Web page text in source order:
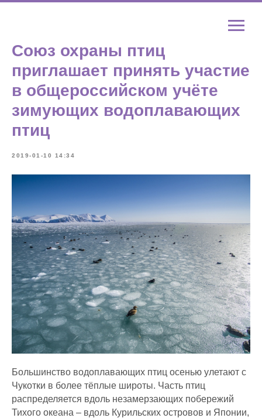
Союз охраны птиц
приглашает принять участие
в общероссийском учёте
зимующих водоплавающих
птиц
2019-01-10 14:34
Большинство водоплавающих птиц осенью улетают с
Чукотки в более тёплые широты. Часть птиц
распределяется вдоль незамерзающих побережий
Тихого океана – вдоль Курильских островов и Японии,